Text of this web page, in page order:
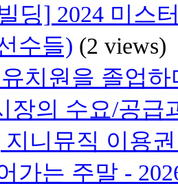
딩] 2024 미스
수들) (2 views)
치원을 졸업하
장의 수요/공급
니뮤직 이용
가는 주말 -